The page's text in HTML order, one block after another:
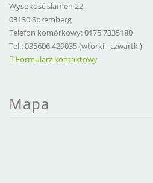
Wysokość slamen 22
03130 Spremberg
Telefon komórkowy: 0175 7335180
Tel.: 035606 429035 (wtorki - czwartki)
Formularz kontaktowy
Mapa